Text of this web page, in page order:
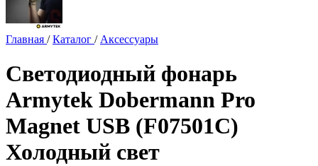
Главная / Каталог / Аксессуары
Светодиодный фонарь
Armytek Dobermann Pro
Magnet USB (F07501C)
Холодный свет